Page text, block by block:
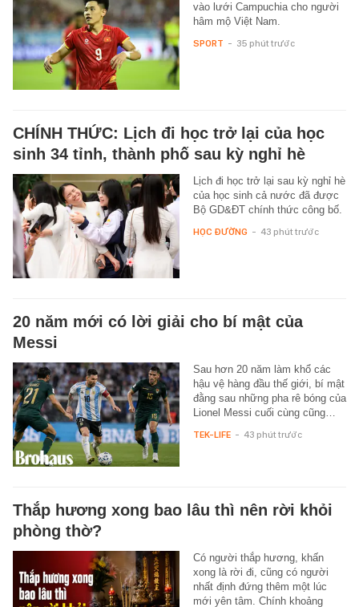
vào lưới Campuchia cho người
hâm mộ Việt Nam.
SPORT - 35 phút trước
CHÍNH THỨC: Lịch đi học trở lại của học
sinh 34 tỉnh, thành phố sau kỳ nghỉ hè
Lịch đi học trở lại sau kỳ nghỉ hè
của học sinh cả nước đã được
Bộ GD&ĐT chính thức công bố.
HỌC ĐƯỜNG - 43 phút trước
20 năm mới có lời giải cho bí mật của
Messi
Sau hơn 20 năm làm khổ các
hậu vệ hàng đầu thế giới, bí mật
đằng sau những pha rê bóng của
Lionel Messi cuối cùng cũng…
TEK-LIFE - 43 phút trước
Thắp hương xong bao lâu thì nên rời khỏi
phòng thờ?
Có người thắp hương, khấn
xong là rời đi, cũng có người
nhất định đứng thêm một lúc
mới yên tâm. Chính khoảng